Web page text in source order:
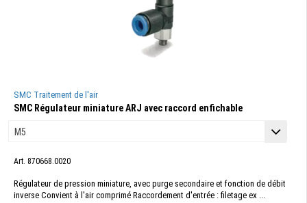
SMC Traitement de l'air
SMC Régulateur miniature ARJ avec raccord enfichable
Art. 870668.0020
Régulateur de pression miniature, avec purge secondaire et fonction de débit
inverse Convient à l'air comprimé Raccordement d'entrée : filetage ex ...